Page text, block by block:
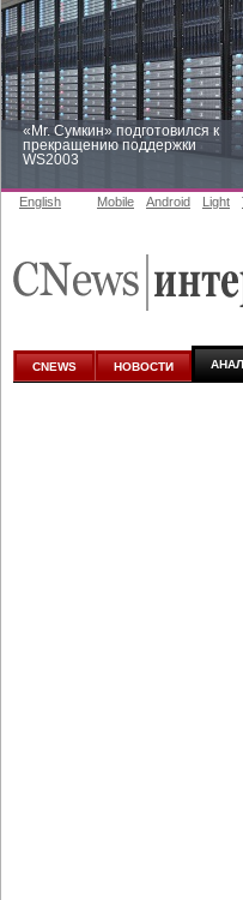
«Mr. Сумкин» подготовился к
прекращению поддержки
WS2003
аналитике
English Mobile Android Light
CNEWS НОВОСТИ